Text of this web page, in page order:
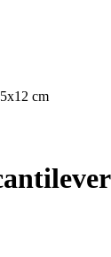
cm